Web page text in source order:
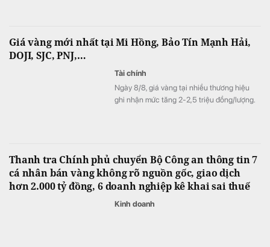
Giá vàng mới nhất tại Mi Hồng, Bảo Tín Mạnh Hải,
DOJI, SJC, PNJ,…
Tài chính
Ngày 8/8, giá vàng tại nhiều thương hiệu
ghi nhận mức tăng 2-2,5 triệu đồng/lượng.
Thanh tra Chính phủ chuyển Bộ Công an thông tin 7
cá nhân bán vàng không rõ nguồn gốc, giao dịch
hơn 2.000 tỷ đồng, 6 doanh nghiệp kê khai sai thuế
Kinh doanh